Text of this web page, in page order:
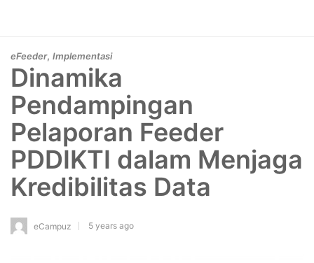
eFeeder, Implementasi
Dinamika
Pendampingan
Pelaporan Feeder
PDDIKTI dalam Menjaga
Kredibilitas Data
eCampuz 5 years ago